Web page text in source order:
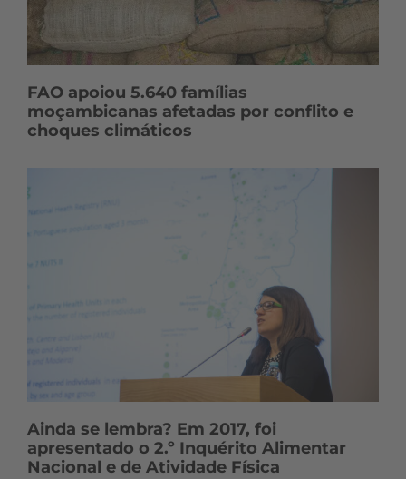
FAO apoiou 5.640 famílias
moçambicanas afetadas por conflito e
choques climáticos
Ainda se lembra? Em 2017, foi
apresentado o 2.º Inquérito Alimentar
Nacional e de Atividade Física